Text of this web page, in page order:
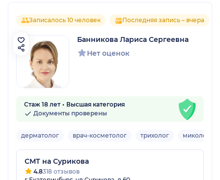
Записалось 10 человек Последняя запись – вчера
Банникова Лариса Сергеевна
Нет оценок
Стаж 18 лет
Высшая категория
Документы проверены
дерматолог врач-косметолог трихолог миколог
СМТ на Сурикова
4.8318 отзывов